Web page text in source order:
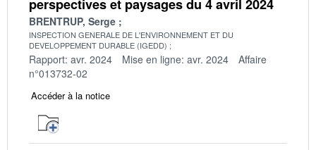
perspectives et paysages du 4 avril 2024
BRENTRUP, Serge
INSPECTION GENERALE DE L'ENVIRONNEMENT ET DU
DEVELOPPEMENT DURABLE (IGEDD)
Rapport: avr. 2024 Mise en ligne: avr. 2024
Affaire
n°013732-02
Accéder à la notice